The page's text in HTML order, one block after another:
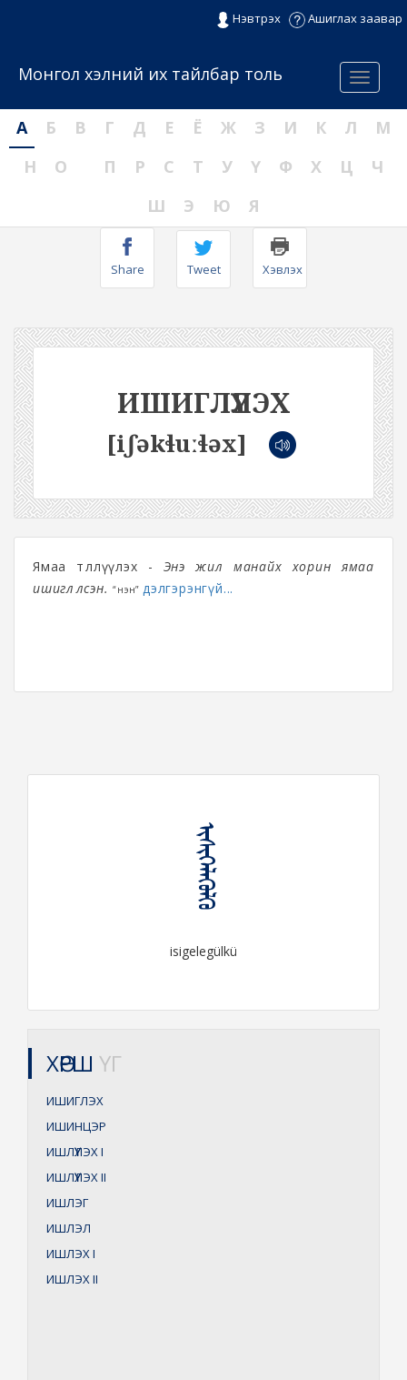
Нэвтрэх Ашиглах заавар
Menu
Монгол хэлний их тайлбар толь
А Б В Г Д Е Ё Ж З И К Л
М
Н
О П Р С Т У Ү Ф Х Ц
Ч
Ш
Э Ю Я
Share Tweet Хэвлэх
ИШИГЛҮҮЛЭХ
[iʃəkɬuːɬəx]
Ямаа төллүүлэх - Энэ жил манайх хорин ямаа
ишиглүүлсэн. “Үнэн”дэлгэрэнгүй...
ᠢᠰᠢᠭᠡᠯᠡᠭᠦᠯᠬᠦ
isigelegülkü
ХӨРШ ҮГ
ИШИГЛЭХ
ИШИНЦЭР
ИШЛҮҮЛЭХI
ИШЛҮҮЛЭХII
ИШЛЭГ
ИШЛЭЛ
ИШЛЭХI
ИШЛЭХII